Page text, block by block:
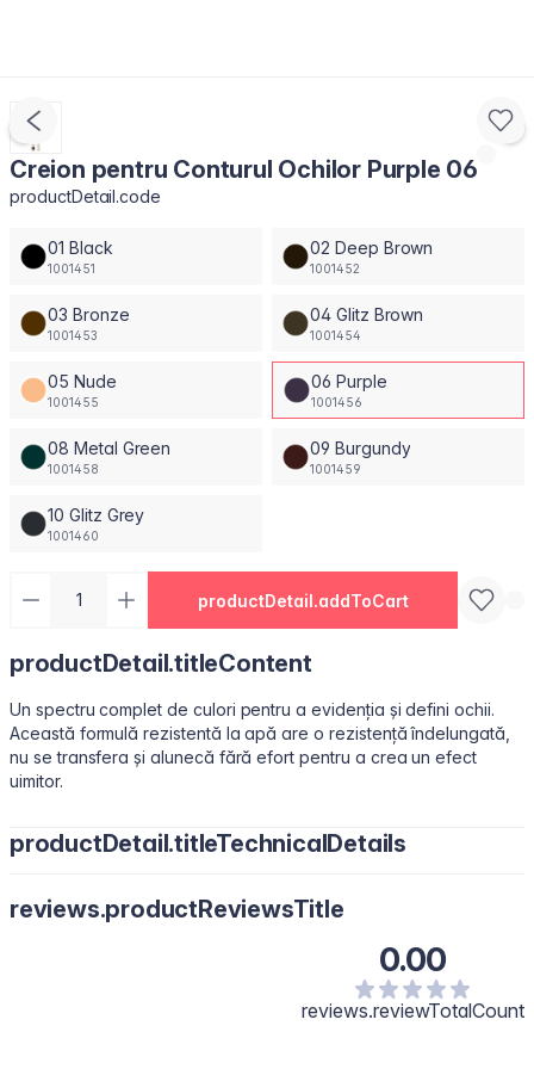
Creion pentru Conturul Ochilor Purple 06
productDetail.code
01 Black
1001451
02 Deep Brown
1001452
03 Bronze
1001453
04 Glitz Brown
1001454
05 Nude
1001455
06 Purple
1001456
08 Metal Green
1001458
09 Burgundy
1001459
10 Glitz Grey
1001460
productDetail.addToCart
productDetail.titleContent
Un spectru complet de culori pentru a evidenția și defini ochii.
Această formulă rezistentă la apă are o rezistență îndelungată,
nu se transfera și alunecă fără efort pentru a crea un efect
uimitor.
productDetail.titleTechnicalDetails
Dimethicone, Mica, Acrylates/Stearyl Acrylate/Dimethicone
Hydrogenated Microcrystalline Cera, Synthetic Fluorphlogopite,
Polypropylsilsesquioxane, Caprylic/Capric Triglyceride,
Polyhydroxystearic Acid, Silica, Vp/Hexadecene Copolymer,
reviews.productReviewsTitle
0.00
reviews.reviewTotalCount